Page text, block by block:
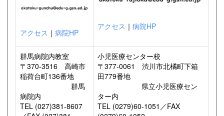
アクセス ｜ 病院HP
アクセス ｜ 病院HP
群馬病院内教室
〒370-3516 高崎市
稲荷台町136番地
群馬
病院内
TEL (027)381-8607
小児医療センター校
〒377-0061 渋川市北橘町下箱
田779番地
県立小児医療セン
ター内
TEL (0279)60-1051／FAX